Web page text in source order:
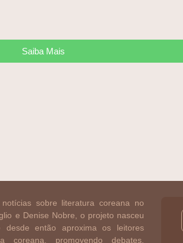
Saiba Mais
sobre literatura coreana no
e Denise Nobre, o projeto nasceu
então aproxima os leitores
coreana, promovendo debates,